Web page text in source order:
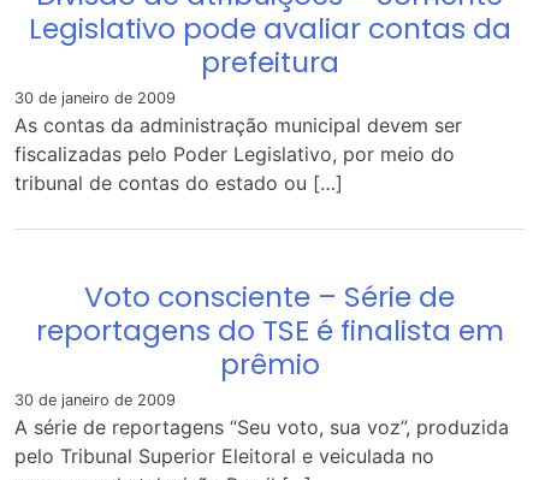
Legislativo pode avaliar contas da
prefeitura
30 de janeiro de 2009
As contas da administração municipal devem ser
fiscalizadas pelo Poder Legislativo, por meio do
tribunal de contas do estado ou […]
Voto consciente – Série de
reportagens do TSE é finalista em
prêmio
30 de janeiro de 2009
A série de reportagens “Seu voto, sua voz”, produzida
pelo Tribunal Superior Eleitoral e veiculada no